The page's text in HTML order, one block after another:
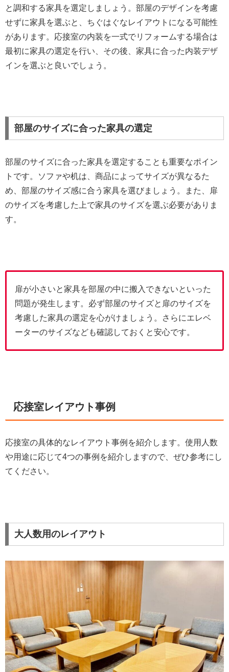
と調和する家具を選定しましょう。部屋のデザインを考慮
せずに家具を選ぶと、ちぐはぐなレイアウトになる可能性
があります。応接室の内装を一式でリフォームする場合は
最初に家具の選定を行い、その後、家具に合った内装デザ
インを選ぶと良いでしょう。
部屋のサイズに合った家具の選定
部屋のサイズに合った家具を選定することも重要なポイン
トです。ソファや机は、商品によってサイズが異なるた
め、部屋のサイズ感に合う家具を選びましょう。また、扉
のサイズを考慮した上で家具のサイズを選ぶ必要がありま
す。
扉が小さいと家具を部屋の中に搬入できないといった
問題が発生します。必ず部屋のサイズと扉のサイズを
考慮した家具の選定を心がけましょう。さらにエレベ
ーターのサイズなども確認しておくと安心です。
応接室レイアウト事例
応接室の具体的なレイアウト事例を紹介します。使用人数
や用途に応じて4つの事例を紹介しますので、ぜひ参考にし
てください。
大人数用のレイアウト